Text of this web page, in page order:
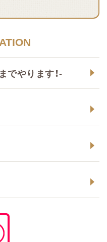
やります！-